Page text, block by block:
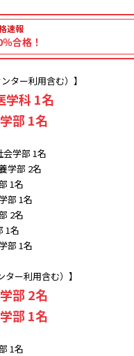
速報
合格！
ター利用含む）】
学科 1名
部 1名
学部 1名
学部 2名
1名
部 1名
2名
1名
部 1名
ター利用含む）】
部 2名
部 1名
1名